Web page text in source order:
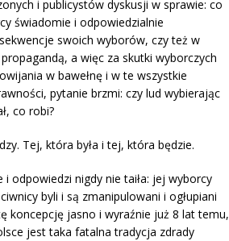
i publicystów dyskusji w sprawie: co
świadomie i odpowiedzialnie
swoich wyborów, czy też w
a więc za skutki wyborczych
w bawełnę i w te wszystkie
pytanie brzmi: czy lud wybierając
co robi?
Tej, która była i tej, która będzie.
i odpowiedzi nigdy nie taiła: jej wyborcy
byli i są zmanipulowani i ogłupiani
koncepcję jasno i wyraźnie już 8 lat temu,
jest taka fatalna tradycja zdrady